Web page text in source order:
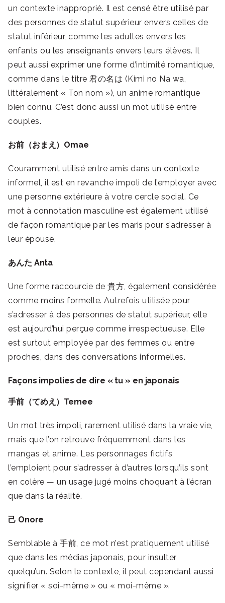
un contexte inapproprié. Il est censé être utilisé par
des personnes de statut supérieur envers celles de
statut inférieur, comme les adultes envers les
enfants ou les enseignants envers leurs élèves. Il
peut aussi exprimer une forme d’intimité romantique,
comme dans le titre 君の名は (Kimi no Na wa,
littéralement « Ton nom »), un anime romantique
bien connu. C’est donc aussi un mot utilisé entre
couples.
お前（おまえ）Omae
Couramment utilisé entre amis dans un contexte
informel, il est en revanche impoli de l’employer avec
une personne extérieure à votre cercle social. Ce
mot à connotation masculine est également utilisé
de façon romantique par les maris pour s’adresser à
leur épouse.
あんた Anta
Une forme raccourcie de 貴方, également considérée
comme moins formelle. Autrefois utilisée pour
s’adresser à des personnes de statut supérieur, elle
est aujourd’hui perçue comme irrespectueuse. Elle
est surtout employée par des femmes ou entre
proches, dans des conversations informelles.
Façons impolies de dire « tu » en japonais
手前（てめえ）Temee
Un mot très impoli, rarement utilisé dans la vraie vie,
mais que l’on retrouve fréquemment dans les
mangas et anime. Les personnages fictifs
l’emploient pour s’adresser à d’autres lorsqu’ils sont
en colère — un usage jugé moins choquant à l’écran
que dans la réalité.
己 Onore
Semblable à 手前, ce mot n’est pratiquement utilisé
que dans les médias japonais, pour insulter
quelqu’un. Selon le contexte, il peut cependant aussi
signifier « soi-même » ou « moi-même ».